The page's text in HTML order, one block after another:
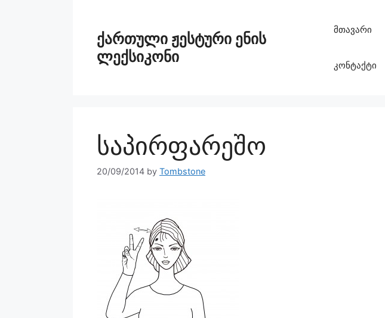
ქართული ჟესტური ენის
ლექსიკონი
მთავარი
კონტაქტი
საპირფარეშო
20/09/2014 by Tombstone